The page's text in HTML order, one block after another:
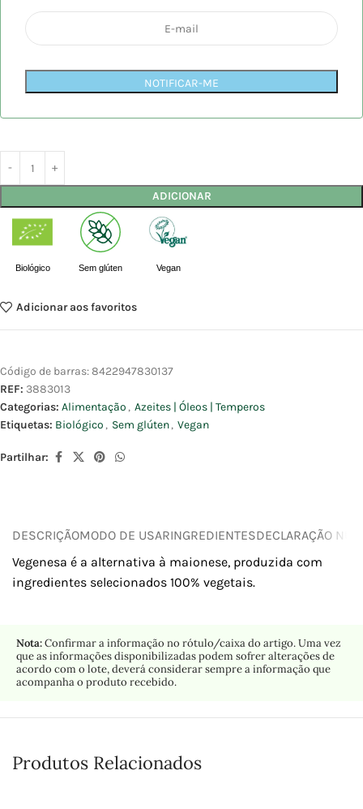
NOTIFICAR-ME
ADICIONAR
Biológico Sem glúten Vegan
Adicionar aos favoritos
Código de barras:8422947830137
REF: 3883013
Categorias: Alimentação , Azeites | Óleos | Temperos
Etiquetas: Biológico , Sem glúten, Vegan
Partilhar:
DESCRIÇÃOMODO DE USARINGREDIENTESDECLARAÇÃO
Vegenesa é a alternativa à maionese, produzida com
ingredientes selecionados 100% vegetais.
Nota:Confirmar a informação no rótulo/caixa do artigo. Uma vez
que as informações disponibilizadas podem sofrer alterações de
acordo com o lote, deverá considerar sempre a informação que
acompanha o produto recebido.
Produtos Relacionados